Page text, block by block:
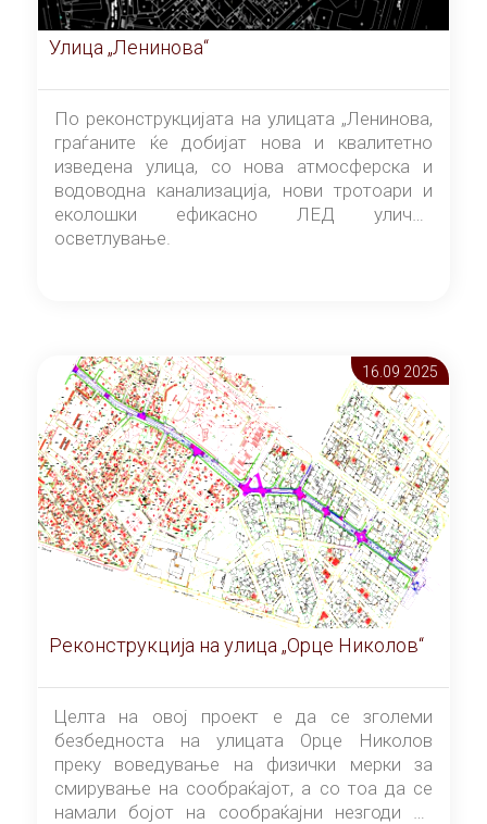
Улица „Ленинова“
По реконструкцијата на улицата „Ленинова,
граѓаните ќе добијат нова и квалитетно
изведена улица, со нова атмосферска и
водоводна канализација, нови тротоари и
еколошки ефикасно ЛЕД улично
осветлување.
16.09 2025
Реконструкција на улица „Орце Николов“
Целта на овој проект е да се зголеми
безбедноста на улицата Орце Николов
преку воведување на физички мерки за
смирување на сообраќајот, а со тоа да се
намали бојот на сообраќајни незгоди на